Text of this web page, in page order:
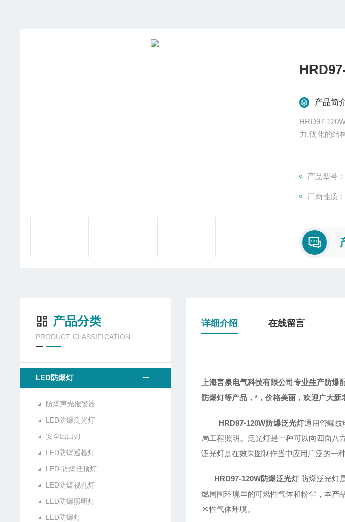
产品简
HRD97-
力.优化的结
产品型号：
厂商性质
产品分类
PRODUCT CLASSIFICATION
LED防爆灯
防爆声光报警器
LED防爆泛光灯
安全出口灯
LED防爆巡检灯
LED 防爆抵顶灯
LED防爆视孔灯
LED防爆照明灯
LED防爆灯
详细介绍 在线留言
上海言泉电气科技有限公司专业生产防
防爆灯等产品，*，价格美丽，欢迎广大新
HRD97-120W防爆泛光灯通用管螺
局工程照明。泛光灯是一种可以向四面八
泛光灯是在效果图制作当中应用广泛的一
HRD97-120W防爆泛光灯防爆泛光灯
燃周围环境里的可燃性气体和粉尘，本产
区性气体环境。